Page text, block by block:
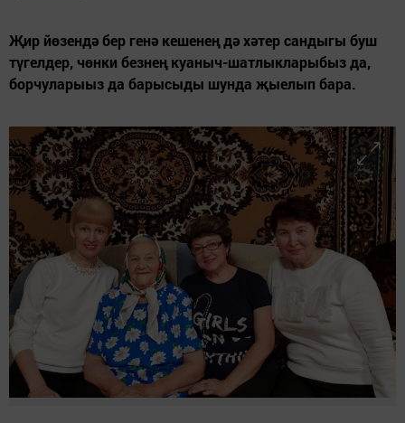
Җир йөзендә бер генә кешенең дә хәтер сандыгы буш
түгелдер, чөнки безнең куаныч-шатлыкларыбыз да,
борчуларыыз да барысыды шунда җыелып бара.